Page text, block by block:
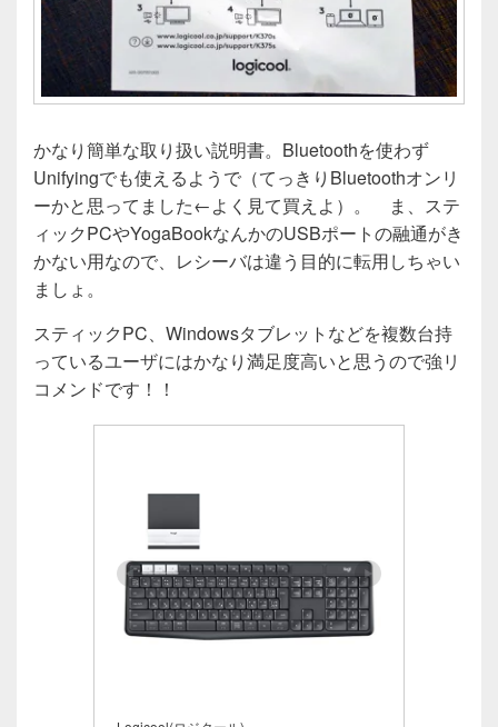
かなり簡単な取り扱い説明書。Bluetoothを使わず
Unifyingでも使えるようで（てっきりBluetoothオンリ
ーかと思ってました←よく見て買えよ）。 ま、ステ
ィックPCやYogaBookなんかのUSBポートの融通がき
かない用なので、レシーバは違う目的に転用しちゃい
ましょ。
スティックPC、Windowsタブレットなどを複数台持
っているユーザにはかなり満足度高いと思うので強リ
コメンドです！！